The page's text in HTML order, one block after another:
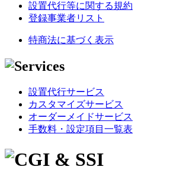
設置代行等に関する規約
登録事業者リスト
特商法に基づく表示
設置代行サービス
カスタマイズサービス
オーダーメイドサービス
手数料・設定項目一覧表